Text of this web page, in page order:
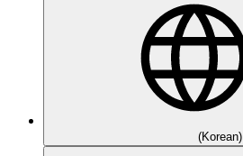
(Korean)